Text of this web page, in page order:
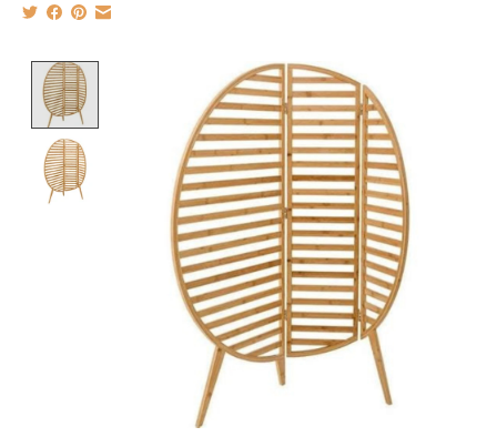
Product image slideshow Items